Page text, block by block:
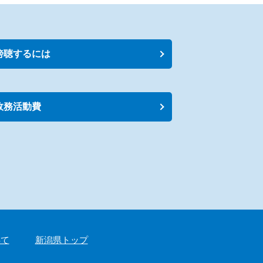
聴するには
務活動費
新潟県トップ